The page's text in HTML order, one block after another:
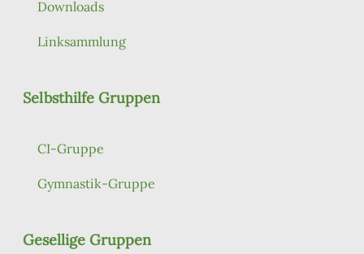
Downloads
Linksammlung
Selbsthilfe Gruppen
CI-Gruppe
Gymnastik-Gruppe
Gesellige Gruppen